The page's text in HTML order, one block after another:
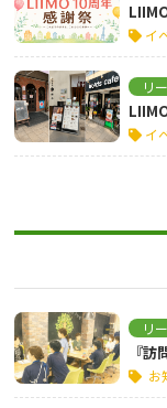
イ
リ
イ
リ
『
お